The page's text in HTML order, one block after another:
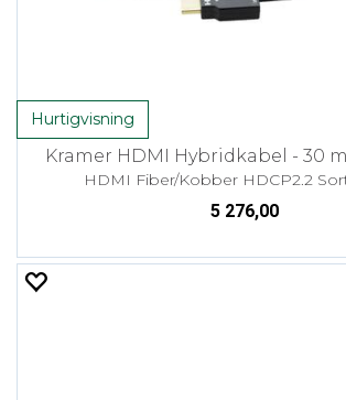
Hurtigvisning
Kramer HDMI Hybridkabel - 30
HDMI Fiber/Kobber HDCP2.2
5 276,00